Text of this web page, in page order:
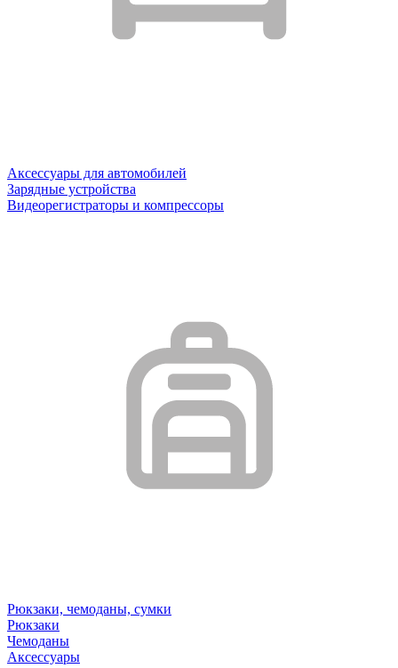
Аксессуары для автомобилей
Зарядные устройства
Видеорегистраторы и компрессоры
Рюкзаки, чемоданы, сумки
Рюкзаки
Чемоданы
Аксессуары